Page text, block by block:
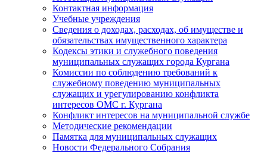
Контактная информация
Учебные учреждения
Сведения о доходах, расходах, об имуществе и
обязательствах имущественного характера
Кодексы этики и служебного поведения
муниципальных служащих города Кургана
Комиссии по соблюдению требований к
служебному поведению муниципальных
служащих и урегулированию конфликта
интересов ОМС г. Кургана
Конфликт интересов на муниципальной службе
Методические рекомендации
Памятка для муниципальных служащих
Новости Федерального Cобрания